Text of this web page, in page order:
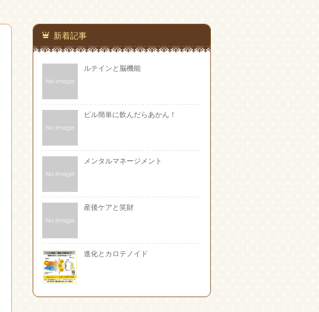
新着記事
ルテインと脳機能
ピル簡単に飲んだらあかん！
メンタルマネージメント
産後ケアと笑財
進化とカロテノイド